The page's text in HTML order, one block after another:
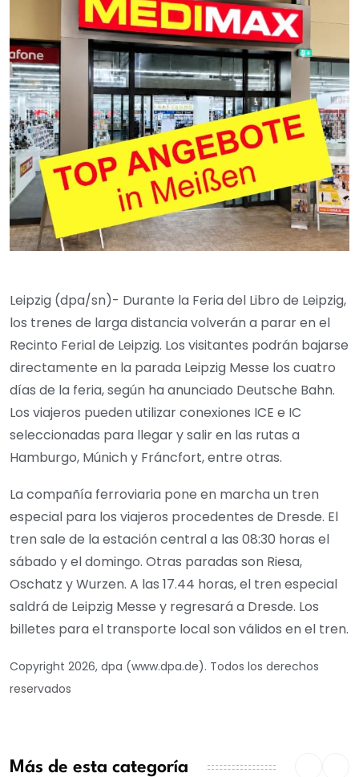
Leipzig (dpa/sn)- Durante la Feria del Libro de Leipzig,
los trenes de larga distancia volverán a parar en el
Recinto Ferial de Leipzig. Los visitantes podrán bajarse
directamente en la parada Leipzig Messe los cuatro
días de la feria, según ha anunciado Deutsche Bahn.
Los viajeros pueden utilizar conexiones ICE e IC
seleccionadas para llegar y salir en las rutas a
Hamburgo, Múnich y Fráncfort, entre otras.
La compañía ferroviaria pone en marcha un tren
especial para los viajeros procedentes de Dresde. El
tren sale de la estación central a las 08:30 horas el
sábado y el domingo. Otras paradas son Riesa,
Oschatz y Wurzen. A las 17.44 horas, el tren especial
saldrá de Leipzig Messe y regresará a Dresde. Los
billetes para el transporte local son válidos en el tren.
Copyright 2026, dpa (www.dpa.de). Todos los derechos
reservados
Más de esta categoría